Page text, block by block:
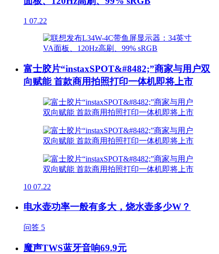
1 07.22
富士胶片“instaxSPOT&#8482;”商家与用户双
向赋能 首款商用拍照打印一体机即将上市
10 07.22
电水壶功率一般有多大，烧水壶多少W？
问答 5
魔声TWS蓝牙音响69.9元